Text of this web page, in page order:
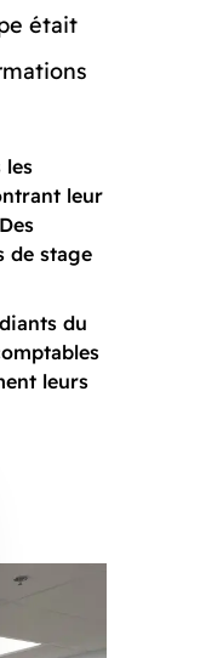
était
les
leur
de stage
du
leurs